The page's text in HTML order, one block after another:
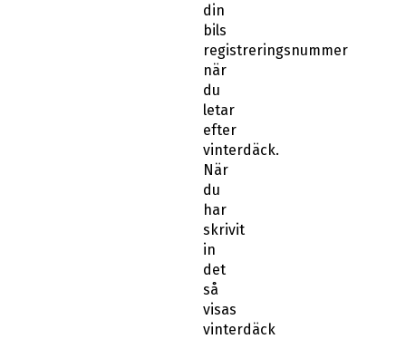
din
bils
registreringsnummer
när
du
letar
efter
vinterdäck.
När
du
har
skrivit
in
det
så
visas
vinterdäck